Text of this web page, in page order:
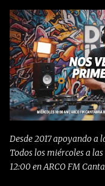
Desde 2017 apoyando a
Todos los miércoles a
12:00 en ARCO FM